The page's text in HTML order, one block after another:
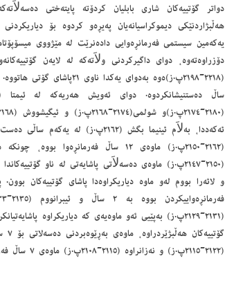
دواتر گۆتییەکان شاری بابلیان کردۆتە پایتەختی
ھەڵبژاردنێکی دیموکراسیانەیان پەیڕەو کردوە بۆ
یەکەمین سیستمی فەرمانڕەوایی دادەنرێت لە مێژووی
دۆزراوەتەوە، دوای داگیرکردنی ولاَتەکە لە لایەن
ئەکەددا، بەلاَم ئینیما بگش
(٢١٦٢-٢١٥٠پ.ز) ماوەی ١٢ ساڵ
(٢١٢٢-٢١١٥پ.ز) و نەزانراوە (٢١١٥-٢١٠٨پ.ز) ماوەی ٧ ساڵ فەرمانڕەواییانکردوە.